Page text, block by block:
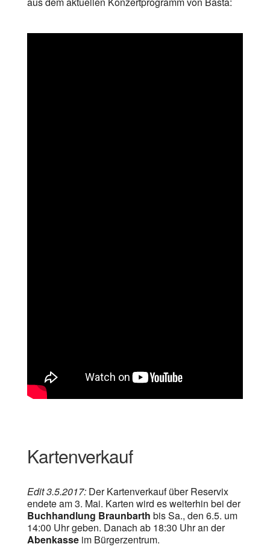
Kartenverkauf
Edit 3.5.2017:Der Kartenverkauf über Reservix
endete am 3. Mai. Karten wird es weiterhin bei der
Buchhandlung Braunbarth bis Sa., den 6.5. um
14:00 Uhr geben. Danach ab 18:30 Uhr an der
Abenkasseim Bürgerzentrum.